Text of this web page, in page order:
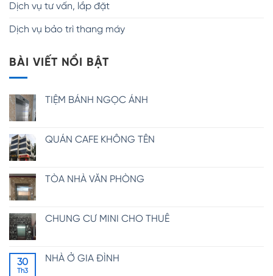
Dịch vụ tư vấn, lắp đặt
Dịch vụ bảo trì thang máy
BÀI VIẾT NỔI BẬT
TIỆM BÁNH NGỌC ÁNH
QUÁN CAFE KHÔNG TÊN
TÒA NHÀ VĂN PHÒNG
CHUNG CƯ MINI CHO THUÊ
30
Th3
NHÀ Ở GIA ĐÌNH